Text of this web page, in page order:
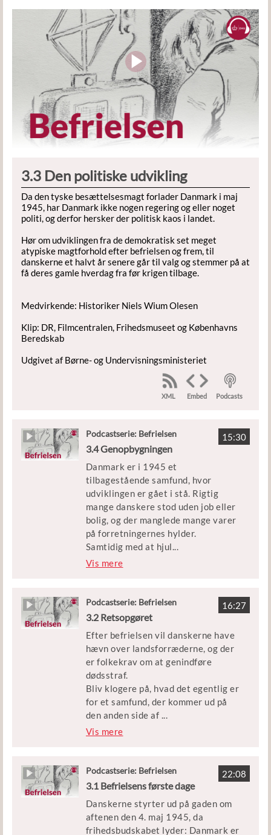
3.3 Den politiske udvikling
Da den tyske besættelsesmagt forlader Danmark i maj
1945, har Danmark ikke nogen regering og eller noget
politi, og derfor hersker der politisk kaos i landet.
Hør om udviklingen fra de demokratisk set meget
atypiske magtforhold efter befrielsen og frem, til
danskerne et halvt år senere går til valg og stemmer på at
få deres gamle hverdag fra før krigen tilbage.
Medvirkende: Historiker Niels Wium Olesen
Klip: DR, Filmcentralen, Frihedsmuseet og Københavns
Beredskab
Udgivet af Børne- og Undervisningsministeriet
XML Embed Podcasts
15:30
Podcastserie: Befrielsen
3.4 Genopbygningen
Danmark er i 1945 et
tilbagestående samfund, hvor
udviklingen er gået i stå. Rigtig
mange danskere stod uden job eller
bolig, og der manglede mange varer
på forretningernes hylder.
Samtidig med at hjul...
ene skulle rulles i gang i samfundet,
bryde en ny stor krig ud.
I denne episode af Befrielsen kan du
blive klogere på den økonomiske
genopbygning efter krigen og på,
hvorfor Danmark kom med i den
vestlige forsvarsalliance, Nato.
Medvirkende: Historiker Niels Wium
Olesen
Udgivet af Børne- og
Undervisningsministeriet
Vis mere
16:27
Podcastserie: Befrielsen
3.2 Retsopgøret
Efter befrielsen vil danskerne have
hævn over landsforræderne, og der
er folkekrav om at genindføre
dødsstraf.
Bliv klogere på, hvad det egentlig er
for et samfund, der kommer ud på
den anden side af ...
fem års besættelse.
Olesen
Klip: DR, TV2, Frihedsmuseet og
Københavns Beredskab
Vis mere
22:08
Podcastserie: Befrielsen
3.1 Befrielsens første dage
Danskerne styrter ud på gaden om
aftenen den 4. maj 1945, da
frihedsbudskabet lyder: Danmark er